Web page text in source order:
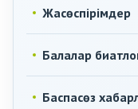
Жасөспірімдер
Балалар
Баспасөз